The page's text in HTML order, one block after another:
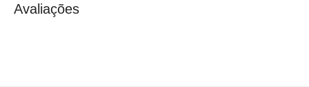
Avaliações